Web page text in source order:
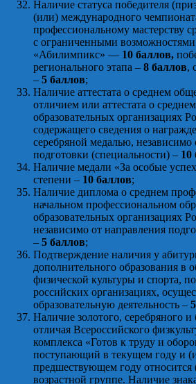
Наличие статуса победителя
(или) международного
профессиональному мастерству
с ограниченными возможностями
«Абилимпикс» — 10 баллов,
регионального этапа – 8 баллов,
– 5 баллов;
Наличие аттестата о среднем
отличием или аттестата о
образовательных организациях
содержащего сведения о
серебряной медалью, независимо
подготовки (специальности) – 10
Наличие медали «За особые
степени – 10 баллов;
Наличие диплома о среднем
начальном профессиональном
образовательных организациях
независимо от направления
– 5 баллов;
Подтверждение наличия у
дополнительного образования в
физической культуры и спорта,
российских организациях,
образовательную деятельность –
Наличие золотого, серебряного и
отличая Всероссийского
комплекса «Готов к труду и
поступающий в текущем году и
предшествующем году относится
возрастной группе. Наличие